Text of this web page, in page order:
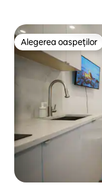
Alegerea oaspeților
Alegerea oaspeților